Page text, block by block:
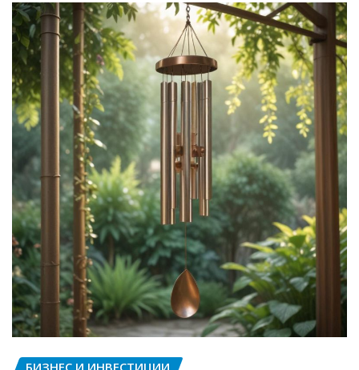
БИЗНЕС И ИНВЕСТИЦИИ